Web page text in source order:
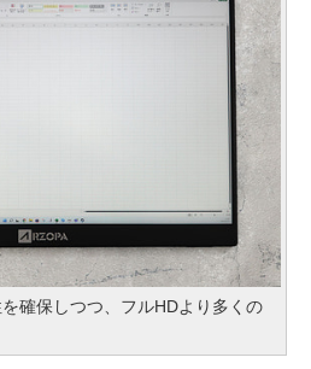
確保しつつ、フルHDより多くの